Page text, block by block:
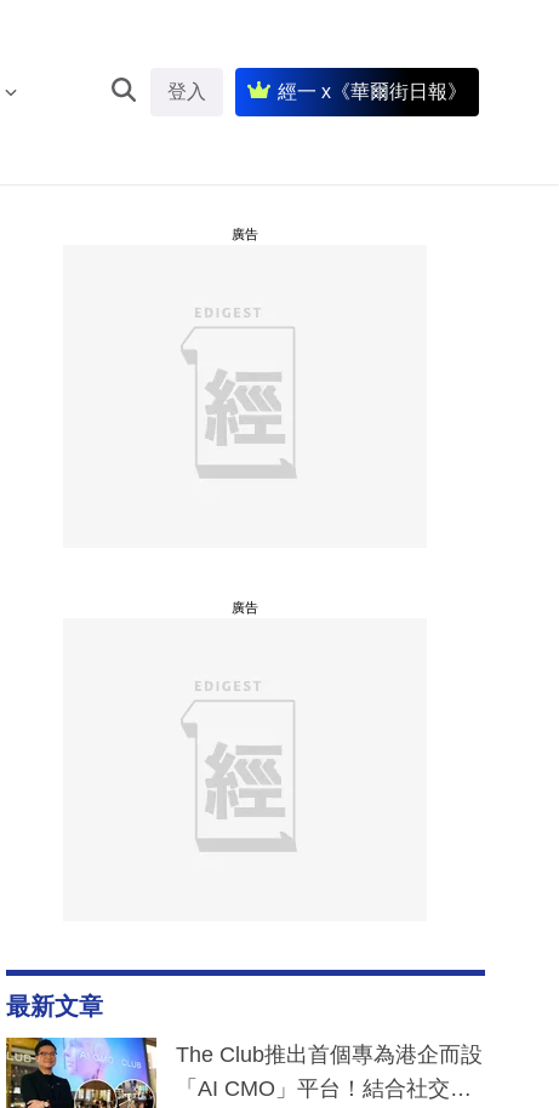
登入 經一 x《華爾街日報》
廣告
廣告
最新文章
The Club推出首個專為港企而設
「AI CMO」平台！結合社交聆